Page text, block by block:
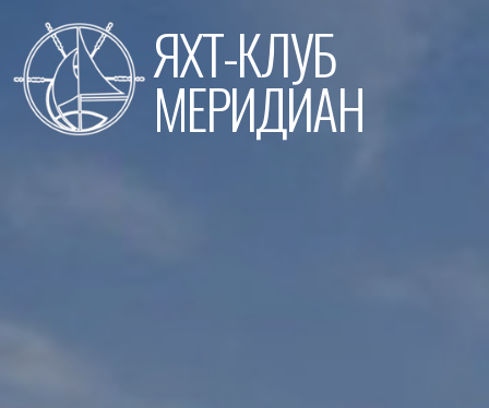
к
содержимому
ЯХТ-КЛУБ
МЕРИДИАН